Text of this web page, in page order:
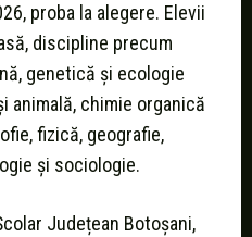
proba la alegere. Elevii
discipline precum
genetică și ecologie
animală, chimie organică
fizică, geografie,
și sociologie.
Județean Botoșani,